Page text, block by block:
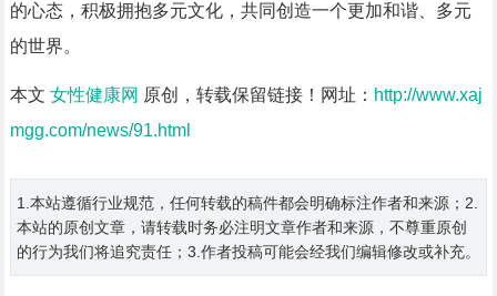
的心态，积极拥抱多元文化，共同创造一个更加和谐、多元
的世界。
本文 女性健康网 原创，转载保留链接！网址： http://www.xaj
mgg.com/news/91.html
1.本站遵循行业规范，任何转载的稿件都会明确标注作者和来源；2.
本站的原创文章，请转载时务必注明文章作者和来源，不尊重原创
的行为我们将追究责任；3.作者投稿可能会经我们编辑修改或补充。